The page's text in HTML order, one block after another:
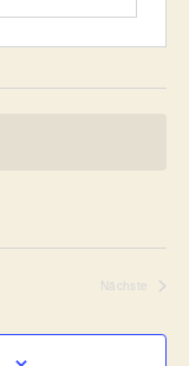
Nächste